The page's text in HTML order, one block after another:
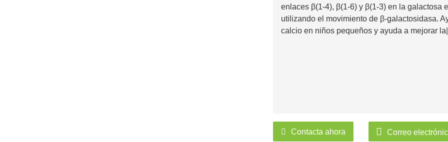
enlaces β(1-4), β(1-6) y β(1-3) en la
utilizando el movimiento de β-galactosidasa.
calcio en niños pequeños y ayuda a mejorar
Contacta ahora Correo